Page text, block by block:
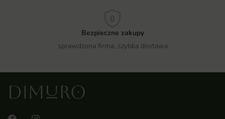
Bezpieczne zakupy
sprawdzona firma, szybka dostawa